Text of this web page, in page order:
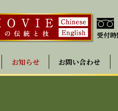
お知らせ お問い合わせ